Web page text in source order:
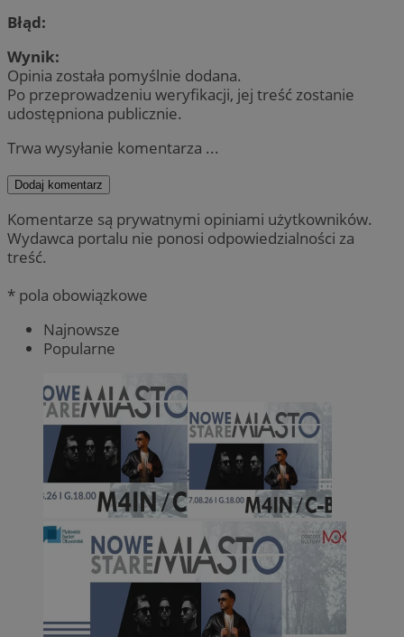
Błąd:
Wynik:
Opinia została pomyślnie dodana.
Po przeprowadzeniu weryfikacji, jej treść zostanie
udostępniona publicznie.
Trwa wysyłanie komentarza ...
Dodaj komentarz
Komentarze są prywatnymi opiniami użytkowników.
Wydawca portalu nie ponosi odpowiedzialności za
treść.
* pola obowiązkowe
Najnowsze
Popularne